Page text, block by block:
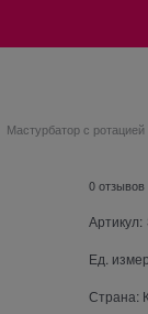
Мастурбатор с ротацией
0 отзывов
Артикул:
Ед.
Страна: